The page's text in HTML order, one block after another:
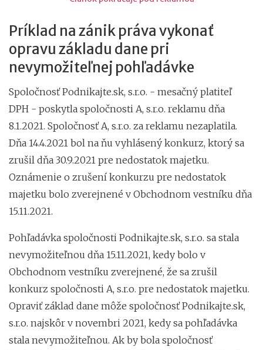
Príklad na zánik práva vykonať
opravu základu dane pri
nevymožiteľnej pohľadávke
Spoločnosť Podnikajte.sk, s.r.o. - mesačný platiteľ
DPH - poskytla spoločnosti A, s.r.o. reklamu dňa
8.1.2021. Spoločnosť A, s.r.o. za reklamu nezaplatila.
Dňa 14.4.2021 bol na ňu vyhlásený konkurz, ktorý sa
zrušil dňa 30.9.2021 pre nedostatok majetku.
Oznámenie o zrušení konkurzu pre nedostatok
majetku bolo zverejnené v Obchodnom vestníku dňa
15.11.2021.
Pohľadávka spoločnosti Podnikajte.sk, s.r.o. sa stala
nevymožiteľnou dňa 15.11.2021, kedy bolo v
Obchodnom vestníku zverejnené, že sa zrušil
konkurz spoločnosti A, s.r.o. pre nedostatok majetku.
Opraviť základ dane môže spoločnosť Podnikajte.sk,
s.r.o. najskôr v novembri 2021, kedy sa pohľadávka
stala nevymožiteľnou. Ak by bola spoločnosť